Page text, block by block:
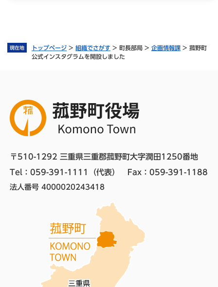
現在地 トップページ > 組織でさがす > 町長部局 > 企画情報課 > 菰野町
公式インスタグラムを開設しました
〒510-1292 三重県三重郡菰野町大字潤田1250番地
Tel：059-391-1111（代表）
Fax：059-391-1188
法人番号 4000020243418